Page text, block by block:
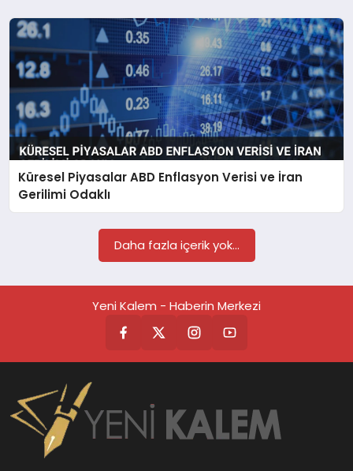
DÜNYA
EKONOMİ
YAŞAM
TEKNOLOJİ
SAĞLIK
Küresel Piyasalar ABD Enflasyon Verisi ve İran
Gerilimi Odaklı
Daha fazla içerik yok...
Yeni Kalem - Haberin Merkezi